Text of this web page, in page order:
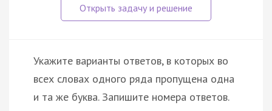
Укажите варианты ответов, в которых во
всех словах одного ряда пропущена одна
и та же буква. Запишите номера ответов.